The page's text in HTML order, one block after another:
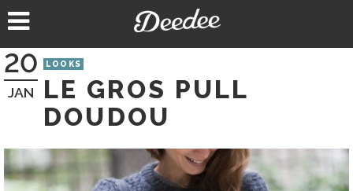
au
20
JAN
LOOKS
LE GROS PULL
DOUDOU